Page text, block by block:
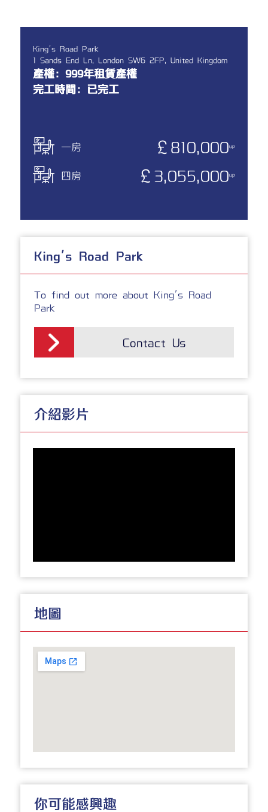
King's Road Park
1 Sands End Ln, London SW6 2FP, United Kingdom
產權：999年租賃產權
完工時間：已完工
一房 ￡810,000up
四房 ￡3,055,000up
King's Road Park
To find out more about King's Road
Park
Contact Us
介紹影片
地圖
你可能感興趣